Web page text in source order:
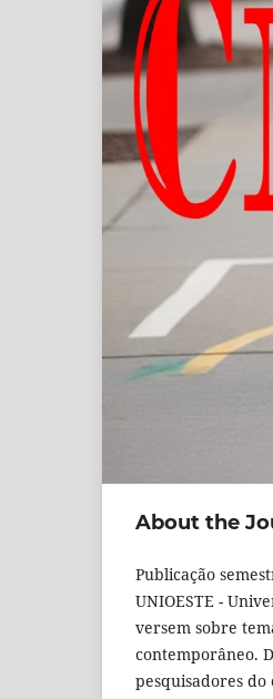
About the
Publicação
UNIOESTE -
versem sobre
contemporâneo.
pesquisadores do